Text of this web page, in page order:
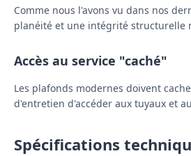
Comme nous l'avons vu dans nos
planéité et une intégrité structurelle
Accès au service "caché"
Les plafonds modernes doivent
d'entretien d'accéder aux tuyaux et
Spécifications